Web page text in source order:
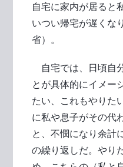
自宅に家内が居ると
いつい帰宅が遅くな
省）。
自宅では、日頃自
とが具体的にイメー
たい、これもやりた
に私や息子がその代
と、不憫になり余計
の繰り返しだ。やり